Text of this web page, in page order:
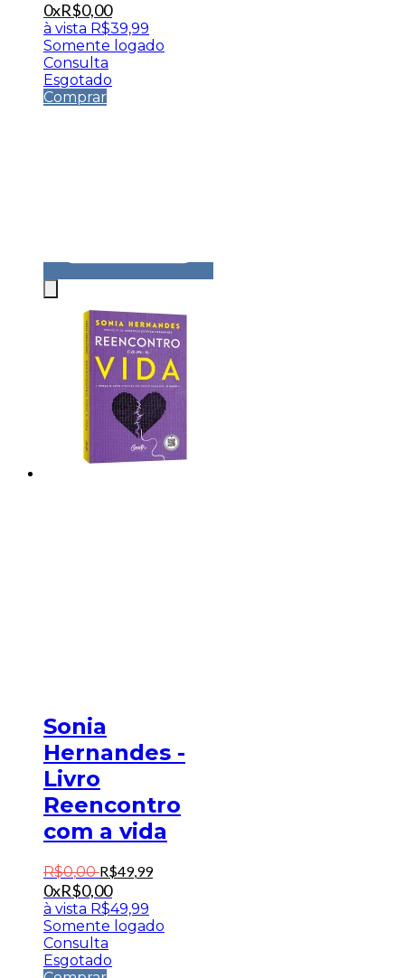
0xR$0,00
à vista R$39,99
Somente logado
Consulta
Esgotado
Comprar
Sonia
Hernandes -
Livro
Reencontro
com a vida
R$0,00 R$49,99
0xR$0,00
à vista R$49,99
Somente logado
Consulta
Esgotado